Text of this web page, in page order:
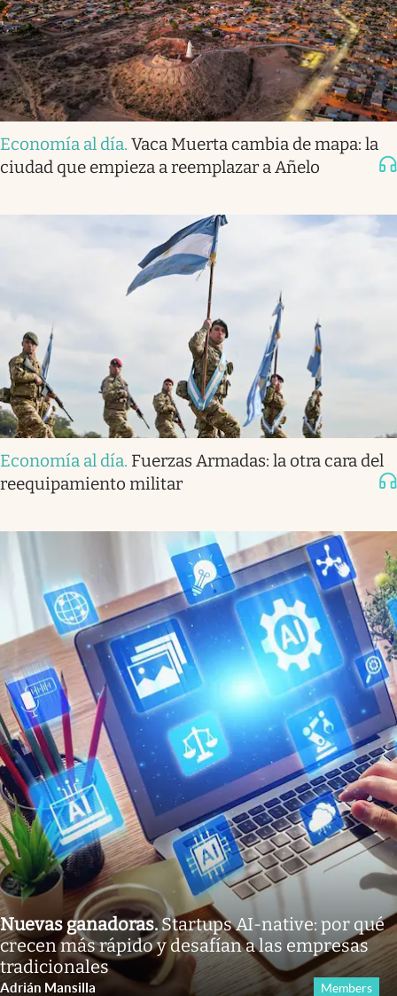
Economía al día. Vaca Muerta cambia de mapa: la
ciudad que empieza a reemplazar a Añelo
Economía al día. Fuerzas Armadas: la otra cara del
reequipamiento militar
Nuevas ganadoras.Startups AI-native: por qué
crecen más rápido y desafían a las empresas
tradicionales
Adrián Mansilla Members